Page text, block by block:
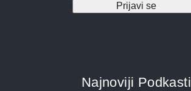
Prijavi se
Najnoviji Podkasti